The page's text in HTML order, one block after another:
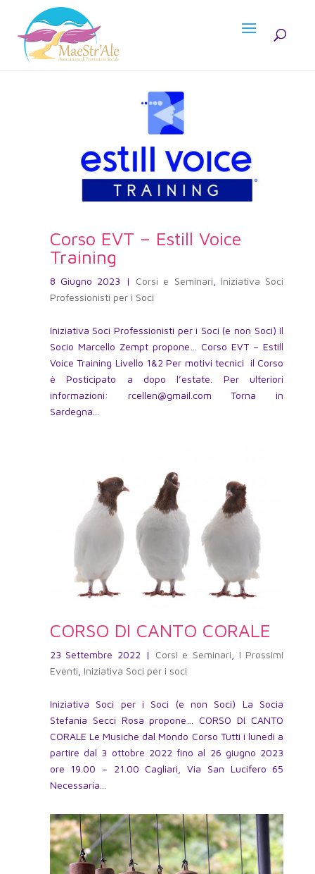
Corso EVT – Estill Voice
Training
8 Giugno 2023 | Corsi e Seminari
Iniziativa Soci
Professionisti per i Soci
Iniziativa Soci Professionisti per i Soci (e non Soci) Il
Socio Marcello Zempt propone… Corso EVT – Estill
Voice Training Livello 1&2 Per motivi tecnici il Corso
è Posticipato a dopo l’estate. Per ulteriori
informazioni: rcellen@gmail.com Torna in
Sardegna...
CORSO DI CANTO CORALE
23 Settembre 2022 | Corsi e Seminari
I Prossimi
Eventi Iniziativa Soci per i soci
Iniziativa Soci per i Soci (e non Soci) La Socia
Stefania Secci Rosa propone… CORSO DI CANTO
CORALE Le Musiche dal Mondo Corso Tutti i lunedì a
partire dal 3 ottobre 2022 fino al 26 giugno 2023
ore 19.00 – 21.00 Cagliari, Via San Lucifero 65
Necessaria...